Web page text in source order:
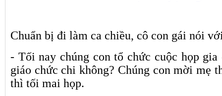
Chuẩn bị đi làm ca chiều, cô con gái nói
- Tối nay chúng con tổ chức cuộc họp
giáo chức chi không? Chúng con mời mẹ
thì tối mai họp.